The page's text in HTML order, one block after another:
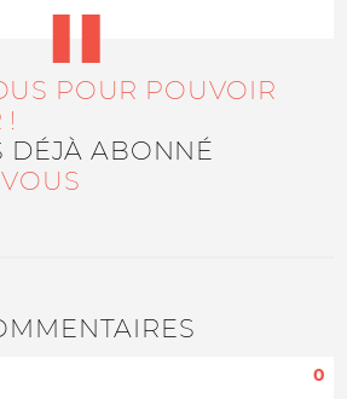
POUR POUVOIR
!
DÉJÀ ABONNÉ
0